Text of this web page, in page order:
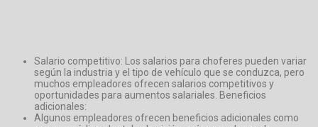
Salario competitivo: Los salarios para choferes pueden variar
según la industria y el tipo de vehículo que se conduzca, pero
muchos empleadores ofrecen salarios competitivos y
oportunidades para aumentos salariales. Beneficios
adicionales:
Algunos empleadores ofrecen beneficios adicionales como